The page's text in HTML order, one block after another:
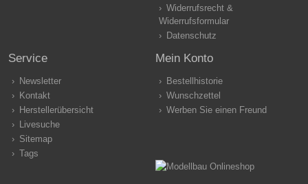
Widerrufsrecht &
Widerrufsformular
Datenschutz
Service
Newsletter
Kontakt
Herstellerübersicht
Livesuche
Sitemap
Tags
Mein Konto
Bestellhistorie
Wunschzettel
Werben Sie einen Freund